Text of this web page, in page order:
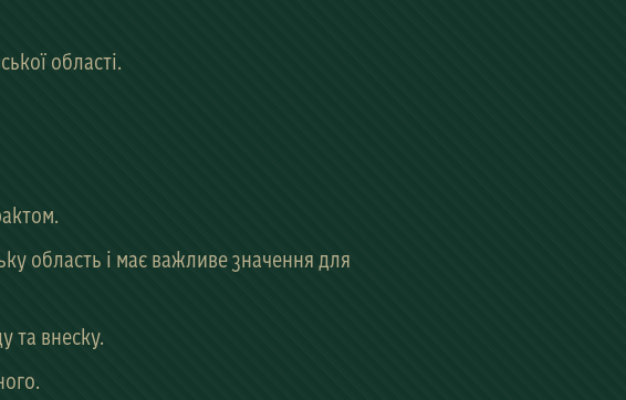
області.
область і має важливе значення для
та внеску.